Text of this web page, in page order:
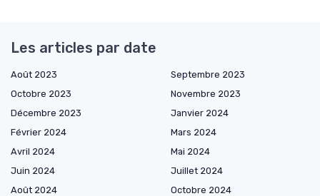
Les articles par date
Août 2023
Septembre 2023
Octobre 2023
Novembre 2023
Décembre 2023
Janvier 2024
Février 2024
Mars 2024
Avril 2024
Mai 2024
Juin 2024
Juillet 2024
Août 2024
Octobre 2024